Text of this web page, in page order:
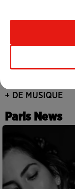
+ DE MUSIQUE
Paris News